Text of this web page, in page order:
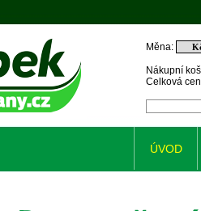
Nákupní
Celková
Měna:
ÚVOD